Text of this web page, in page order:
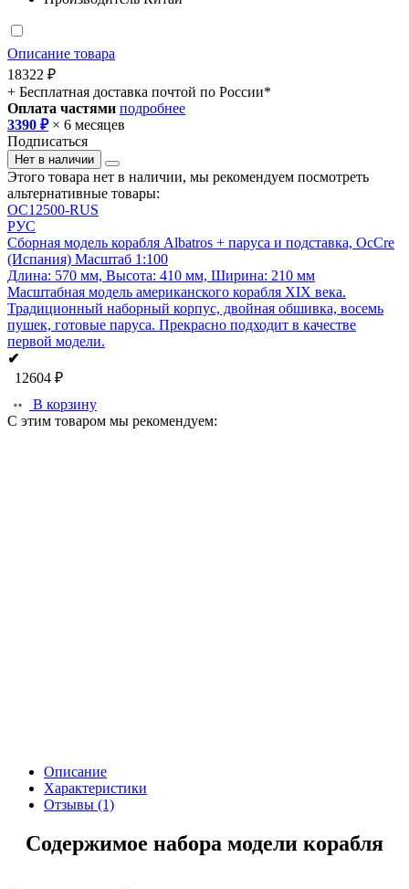
Описание товара
18322 ₽
+ Бесплатная доставка почтой по России*
Оплата частями подробнее
3390 ₽× 6 месяцев
Подписаться
Нет в наличии
Этого товара нет в наличии, мы рекомендуем посмотреть
альтернативные товары:
OC12500-RUS
РУС
Сборная модель корабля Albatros + паруса и подставка, OcCre
(Испания) Масштаб 1:100
Длина: 570 мм, Высота: 410 мм, Ширина: 210 мм
Масштабная модель американского корабля XIX века.
Традиционный наборный корпус, двойная обшивка, восемь
пушек, готовые паруса. Прекрасно подходит в качестве
первой модели.
✔
12604 ₽
В корзину
С этим товаром мы рекомендуем:
Описание
Характеристики
Отзывы (1)
Содержимое набора модели корабля